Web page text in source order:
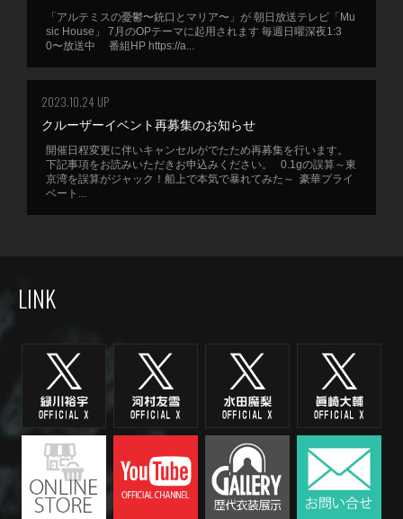
「アルテミスの憂鬱〜銃口とマリア〜」が 朝日放送テレビ「Mu
sic House」 7月のOPテーマに起用されます 毎週日曜深夜1:3
0〜放送中 番組HP https://a...
2023.10.24 UP
クルーザーイベント再募集のお知らせ
開催日程変更に伴いキャンセルがでたため再募集を行います。
下記事項をお読みいただきお申込みください。 0.1gの誤算～東
京湾を誤算がジャック！船上で本気で暴れてみた～ 豪華プライ
ベート...
LINK